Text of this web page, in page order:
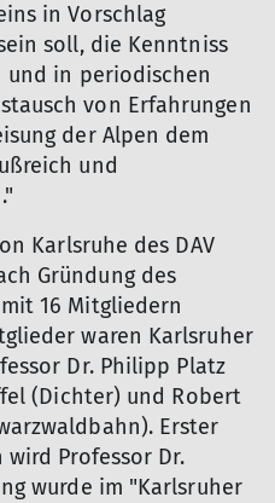
in Vorschlag
soll, die Kenntniss
und in periodischen
von Erfahrungen
der Alpen dem
und
Karlsruhe des DAV
Gründung des
16 Mitgliedern
waren Karlsruher
Dr. Philipp Platz
(Dichter) und Robert
Erster
Professor Dr.
wurde im "Karlsruher